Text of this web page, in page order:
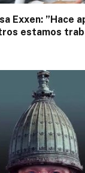
Exxen: ”Hace
estamos